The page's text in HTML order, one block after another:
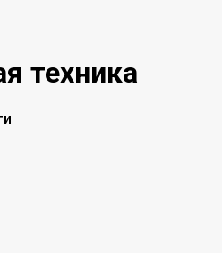
техника